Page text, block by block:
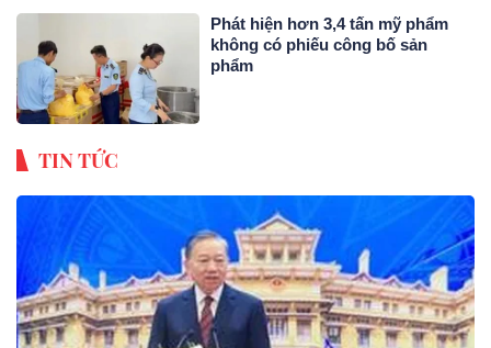
Phát hiện hơn 3,4 tấn mỹ phẩm
không có phiếu công bố sản
phẩm
TIN TỨC